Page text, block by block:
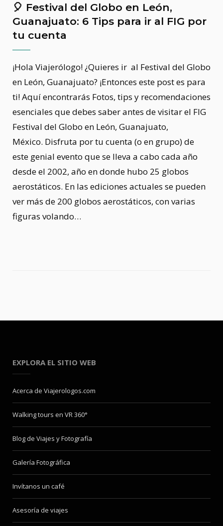
🎈 Festival del Globo en León,
Guanajuato: 6 Tips para ir al FIG por
tu cuenta
¡Hola Viajerólogo! ¿Quieres ir al Festival del Globo
en León, Guanajuato? ¡Entonces este post es para
ti! Aquí encontrarás Fotos, tips y recomendaciones
esenciales que debes saber antes de visitar el FIG
Festival del Globo en León, Guanajuato,
México. Disfruta por tu cuenta (o en grupo) de
este genial evento que se lleva a cabo cada año
desde el 2002, año en donde hubo 25 globos
aerostáticos. En las ediciones actuales se pueden
ver más de 200 globos aerostáticos, con varias
figuras volando…
EXPLORA EL SITIO WEB
Acerca de Viajerologos.com
Walking tours en VR 360°
Blog de Viajes y Fotografía
Galería Fotográfica
Invítanos un café
Asesoría de viajes